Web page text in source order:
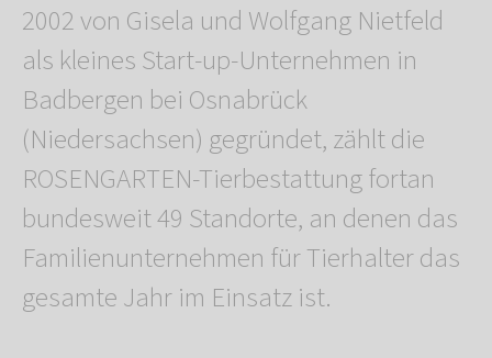
2002 von Gisela und Wolfgang Nietfeld
als kleines Start-up-Unternehmen in
Badbergen bei Osnabrück
(Niedersachsen) gegründet, zählt die
ROSENGARTEN-Tierbestattung fortan
bundesweit 49 Standorte, an denen das
Familienunternehmen für Tierhalter das
gesamte Jahr im Einsatz ist.